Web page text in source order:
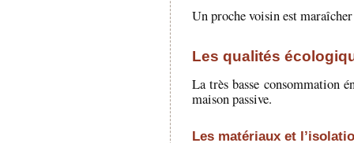
Un proche voisin est
Les qualités
La très basse consommation
maison passive.
Les matériaux et